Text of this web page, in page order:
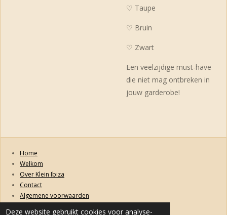
Deze website gebruikt cookies voor analyse-
♡ Taupe
♡ Bruin
♡ Zwart
Een veelzijdige must-have
die niet mag ontbreken in
jouw garderobe!
Home
Welkom
Over Klein Ibiza
Contact
Algemene voorwaarden